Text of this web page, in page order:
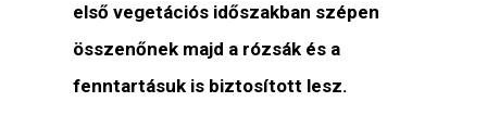
első vegetációs időszakban szépen
összenőnek majd a rózsák és a
fenntartásuk is biztosított lesz.